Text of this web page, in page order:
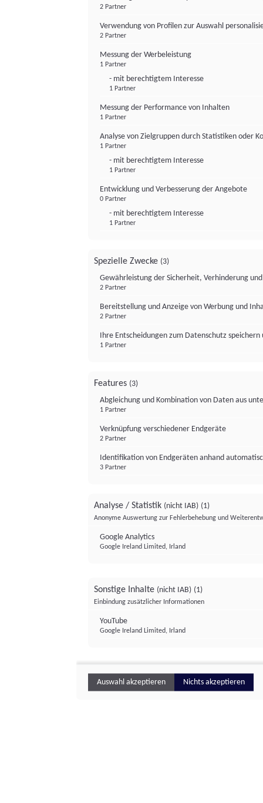
2 Partner
Verwendung von Profilen zur Auswahl
2 Partner
Messung der Werbeleistung
1 Partner
- mit berechtigtem Interesse
1 Partner
Messung der Performance von Inhalten
1 Partner
Analyse von Zielgruppen durch Statistiken oder
1 Partner
- mit berechtigtem Interesse
1 Partner
Entwicklung und Verbesserung der Angebote
0 Partner
- mit berechtigtem Interesse
1 Partner
Spezielle Zwecke (3)
Gewährleistung der Sicherheit, Verhinderung
2 Partner
Bereitstellung und Anzeige von Werbung und
2 Partner
Ihre Entscheidungen zum Datenschutz
1 Partner
Features (3)
Abgleichung und Kombination von Daten aus
1 Partner
Verknüpfung verschiedener Endgeräte
2 Partner
Identifikation von Endgeräten anhand
3 Partner
Analyse / Statistik (nicht IAB) (1)
Anonyme Auswertung zur Fehlerbehebung und
Google Analytics
Google Ireland Limited, Irland
Sonstige Inhalte (nicht IAB) (1)
Einbindung zusätzlicher Informationen
YouTube
Google Ireland Limited, Irland
Auswahl akzeptieren Nichts akzeptieren